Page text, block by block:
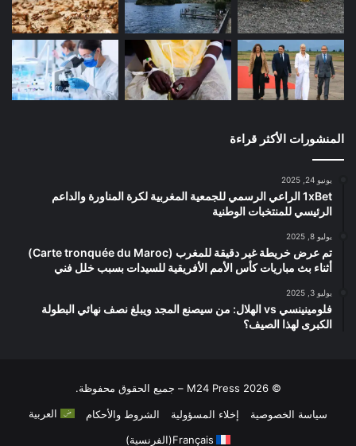
المنشورات الأكثر قراءة
يونيو 24, 2025
1xBet الراعي الرسمي للجمعية المغربية لكرة المناورة والداعم
الرئيسي للمنتخبات الوطنية
يوليو 8, 2025
تم عرض خريطة غير دقيقة للمغرب (Carte tronquée du Maroc)
أثناء بث مباريات كأس الأمم الأفريقية للسيدات بسبب خلل فني
يوليو 3, 2025
فلومينينسي vs الهلال: من سيصنع المجد ويبلغ نصف نهائي البطولة
الكبرى لهذا الصيف؟
© 2026 M24 Press – جميع الحقوق محفوظة.
سياسة الخصوصية إخلاء المسؤولية الشروط والأحكام العربية
Français
(الفرنسية)